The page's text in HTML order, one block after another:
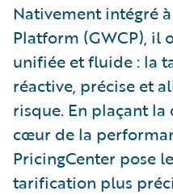
Nativement intégré
Platform (GWCP), il
unifiée et fluide : la
réactive, précise et
risque. En plaçant la
cœur de la
PricingCenter pose
tarification plus